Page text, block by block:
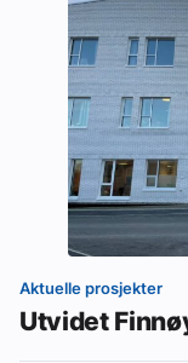
Aktuelle prosjekter
Utvidet